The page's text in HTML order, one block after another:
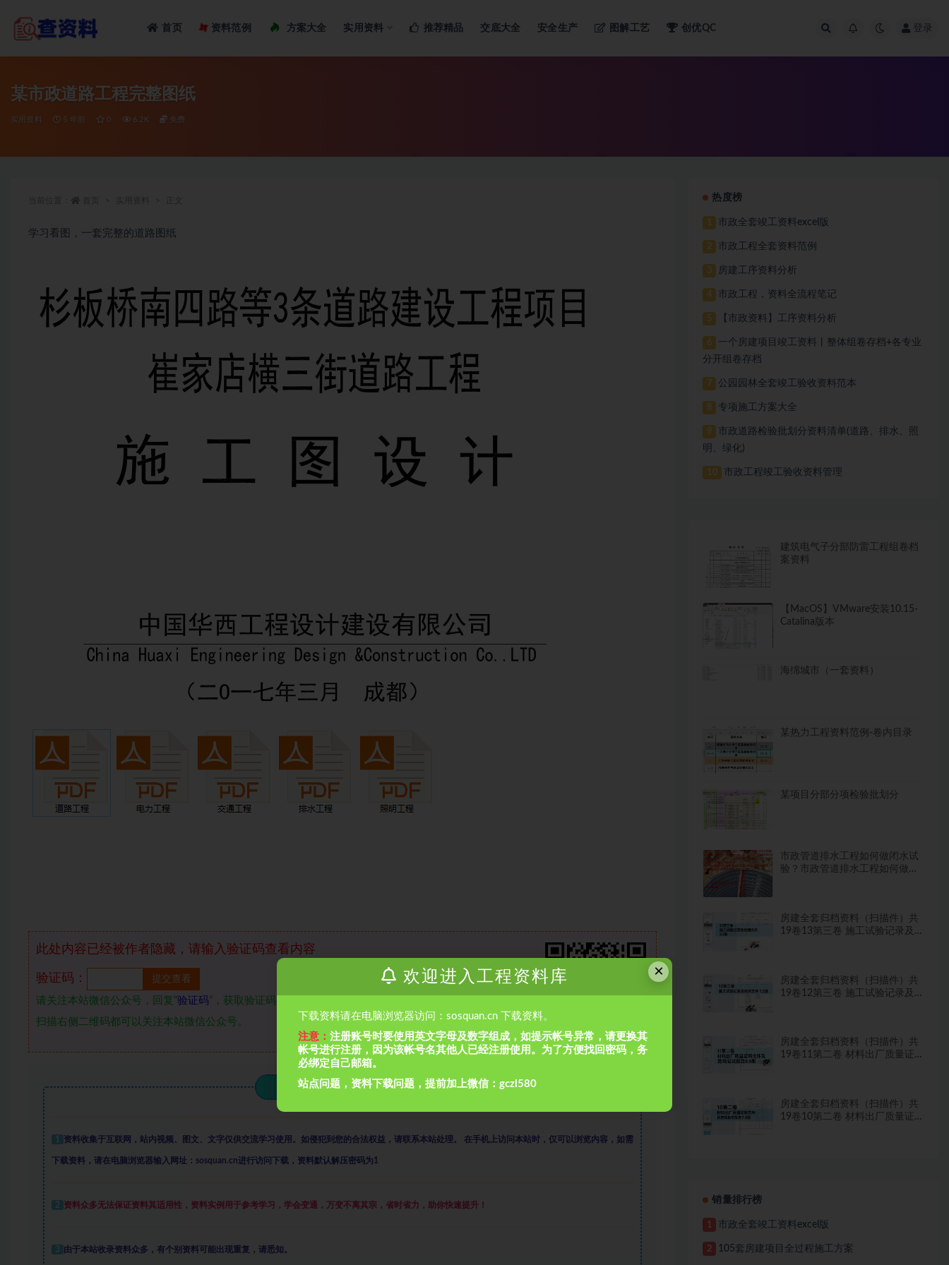
首页 资料范例 Loading…
方案大全 实用资料 推荐精品 交底大全 安全生产 图解工艺 创优QC 登录
某市政道路工程完整图纸
实用资料 5 年前 0 6.2K 免费
学习看图，一套完整的道路图纸
此处内容已经被作者隐藏，请输入验证码查看内容
验证码：
请关注本站微信公众号，回复“验证码”，获取验证码。在微信里搜索“
扫描右侧二维码都可以关注本站微信公众号。
须知
1 资料收集于互联网 ， 站内视频、图文、文字仅供交流学习使用。如侵犯到您的合法权益，请联系本站处理。 在手机上访问本站时，仅可以浏览内容，如需
下载资料，请在电脑浏览器输入网址：sosquan.cn进行访问下载， 资料默认解压密码为1
2 资料众多无法保证资料其适用性，资料实例 用于参考学习，学会变通，万变不离其宗，省时省力，助你快速提升！
3 由于本站收录资料众多，有个别资料可能出现重复，请悉知。
热度榜
1 市政全套竣工资料excel版
2 市政工程全套资料范例
3 房建工序资料分析
4 市政工程，资料全流程笔记
5 【市政资料】工序资料分析
6
一个房建项目竣工资料丨整体组卷存档+各专业
分开组卷存档
7 公园园林全套竣工验收资料范本
8 专项施工方案大全
9
市政道路检验批划分资料清单(道路、排水、照
明、绿化)
10 市政工程竣工验收资料管理
建筑电气子分部防雷工程组卷档
案资料
【MacOS】VMware安装10.15-
Catalina版本
海绵城市（一套资料）
某热力工程资料范例-卷内目录
某项目分部分项检验批划分
市政管道排水工程如何做闭水试
验？市政管道排水工程如何做闭
房建全套归档资料（扫描件）共
19卷13第三卷 施工试验记录及
房建全套归档资料（扫描件）共
19卷12第三卷 施工试验记录及
房建全套归档资料（扫描件）共
19卷11第二卷 材料出厂质量证
房建全套归档资料（扫描件）共
19卷10第二卷 材料出厂质量证
销量排行榜
1 市政全套竣工资料excel版
2 105套房建项目全过程施工方案
×
欢迎进入工程资料库
下载资料请在电脑浏览器访问：sosquan.cn 下载资料。
注意： 注册账号时要使用英文字母及数字组成，如提示帐号异常，请更换其
帐号进行注册，因为该帐号名其他人已经注册使用。为了方便找回密码，务
必绑定自己邮箱。
站点问题，资料下载问题，提前加上微信：gczl580